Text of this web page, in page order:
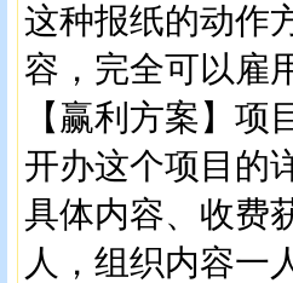
这种报纸的动作
容，完全可以雇
【赢利方案】
开办这个项目的
具体内容、收费
人，组织内容一